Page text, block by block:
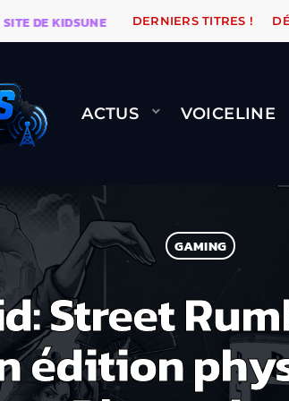
WARÉTRO ORANGE
DERNIERS TITRES !
ACTUS VOICELINE
GAMING
Street
édition